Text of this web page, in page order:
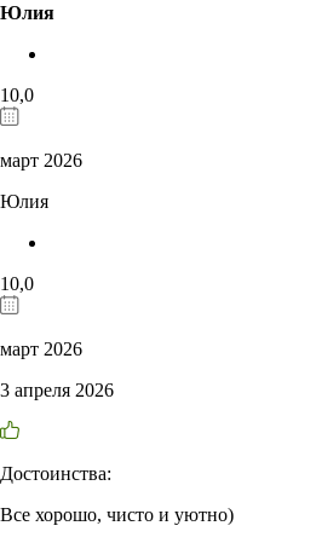
Юлия
10,0
март 2026
Юлия
10,0
март 2026
3 апреля 2026
Достоинства:
Все хорошо, чисто и уютно)